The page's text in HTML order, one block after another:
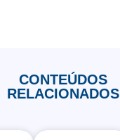
CONTEÚDOS
RELACIONADOS